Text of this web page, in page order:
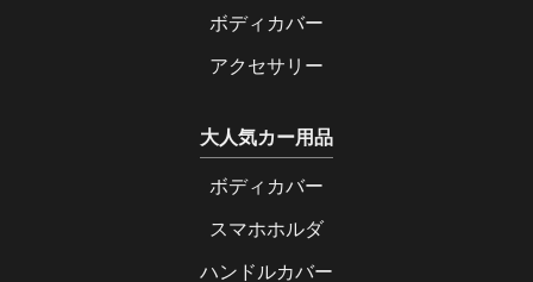
ボディカバー
アクセサリー
大人気カー用品
ボディカバー
スマホホルダ
ハンドルカバー